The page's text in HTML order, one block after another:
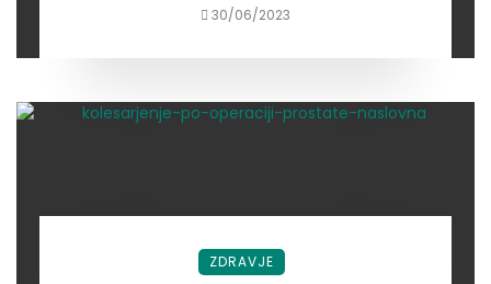
30/06/2023
ZDRAVJE